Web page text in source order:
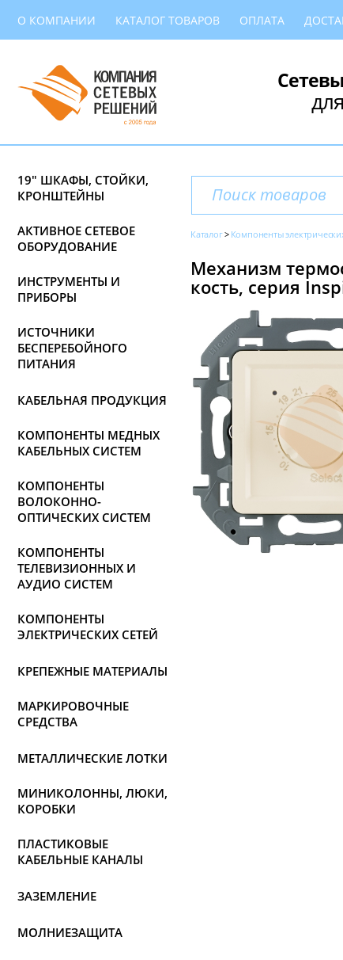
О КОМПАНИИ КАТАЛОГ ТОВАРОВ ОПЛАТА
для
19" ШКАФЫ, СТОЙКИ,
КРОНШТЕЙНЫ
АКТИВНОЕ СЕТЕВОЕ
ОБОРУДОВАНИЕ
ИНСТРУМЕНТЫ И
ПРИБОРЫ
ИСТОЧНИКИ
БЕСПЕРЕБОЙНОГО
ПИТАНИЯ
КАБЕЛЬНАЯ ПРОДУКЦИЯ
КОМПОНЕНТЫ МЕДНЫХ
КАБЕЛЬНЫХ СИСТЕМ
КОМПОНЕНТЫ
ВОЛОКОННО-
ОПТИЧЕСКИХ СИСТЕМ
КОМПОНЕНТЫ
ТЕЛЕВИЗИОННЫХ И
АУДИО СИСТЕМ
КОМПОНЕНТЫ
ЭЛЕКТРИЧЕСКИХ СЕТЕЙ
КРЕПЕЖНЫЕ МАТЕРИАЛЫ
МАРКИРОВОЧНЫЕ
СРЕДСТВА
МЕТАЛЛИЧЕСКИЕ ЛОТКИ
МИНИКОЛОННЫ, ЛЮКИ,
КОРОБКИ
ПЛАСТИКОВЫЕ
КАБЕЛЬНЫЕ КАНАЛЫ
ЗАЗЕМЛЕНИЕ
МОЛНИЕЗАЩИТА
Каталог Компоненты
Механизм
кость, серия